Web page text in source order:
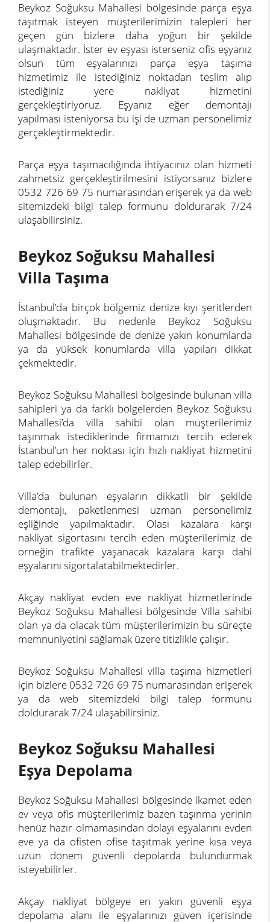
Beykoz Soğuksu Mahallesi bölgesinde parça eşya
taşıtmak isteyen müşterilerimizin talepleri her
geçen gün bizlere daha yoğun bir şekilde
ulaşmaktadır. İster ev eşyası isterseniz ofis eşyanız
olsun tüm eşyalarınızı parça eşya taşıma
hizmetimiz ile istediğiniz noktadan teslim alıp
istediğiniz yere nakliyat hizmetini
gerçekleştiriyoruz. Eşyanız eğer demontajı
yapılması isteniyorsa bu işi de uzman personelimiz
gerçekleştirmektedir.
Parça eşya taşımacılığında ihtiyacınız olan hizmeti
zahmetsiz gerçekleştirilmesini istiyorsanız bizlere
0532 726 69 75 numarasından erişerek ya da web
sitemizdeki bilgi talep formunu doldurarak 7/24
ulaşabilirsiniz.
Beykoz Soğuksu Mahallesi
Villa Taşıma
İstanbul’da birçok bölgemiz denize kıyı şeritlerden
oluşmaktadır. Bu nedenle Beykoz Soğuksu
Mahallesi bölgesinde de denize yakın konumlarda
ya da yüksek konumlarda villa yapıları dikkat
çekmektedir.
Beykoz Soğuksu Mahallesi bölgesinde bulunan villa
sahipleri ya da farklı bölgelerden Beykoz Soğuksu
Mahallesi’da villa sahibi olan müşterilerimiz
taşınmak istediklerinde firmamızı tercih ederek
İstanbul’un her noktası için hızlı nakliyat hizmetini
talep edebilirler.
Villa’da bulunan eşyaların dikkatli bir şekilde
demontajı, paketlenmesi uzman personelimiz
eşliğinde yapılmaktadır. Olası kazalara karşı
nakliyat sigortasını tercih eden müşterilerimiz de
örneğin trafikte yaşanacak kazalara karşı dahi
eşyalarını sigortalatabilmektedirler.
Akçay nakliyat evden eve nakliyat hizmetlerinde
Beykoz Soğuksu Mahallesi bölgesinde Villa sahibi
olan ya da olacak tüm müşterilerimizin bu süreçte
memnuniyetini sağlamak üzere titizlikle çalışır.
Beykoz Soğuksu Mahallesi villa taşıma hizmetleri
için bizlere 0532 726 69 75 numarasından erişerek
ya da web sitemizdeki bilgi talep formunu
doldurarak 7/24 ulaşabilirsiniz.
Beykoz Soğuksu Mahallesi
Eşya Depolama
Beykoz Soğuksu Mahallesi bölgesinde ikamet eden
ev veya ofis müşterilerimiz bazen taşınma yerinin
henüz hazır olmamasından dolayı eşyalarını evden
eve ya da ofisten ofise taşıtmak yerine kısa veya
uzun dönem güvenli depolarda bulundurmak
isteyebilirler.
Akçay nakliyat bölgeye en yakın güvenli eşya
depolama alanı ile eşyalarınızı güven içerisinde